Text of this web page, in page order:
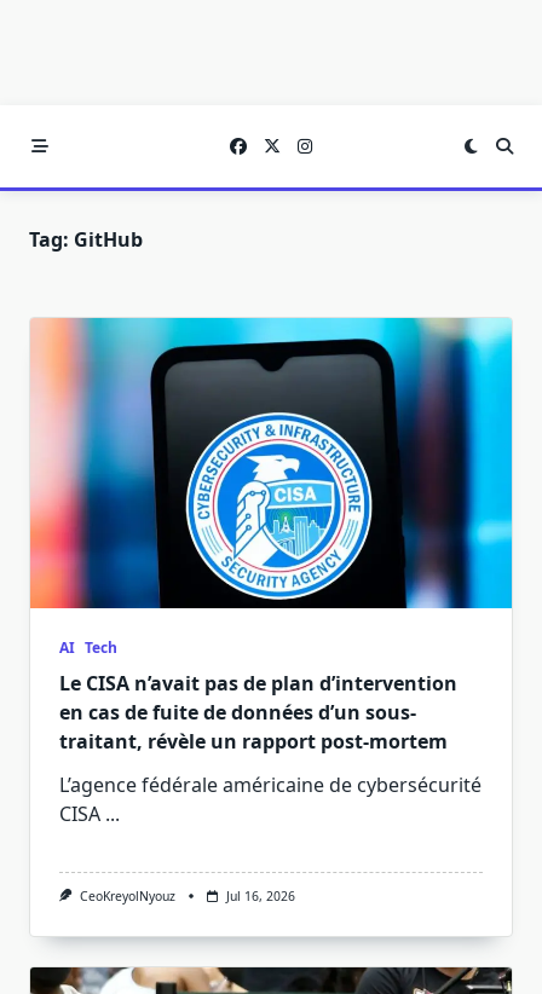
Tag: GitHub
AI Tech
Le CISA n’avait pas de plan d’intervention
en cas de fuite de données d’un sous-
traitant, révèle un rapport post-mortem
L’agence fédérale américaine de cybersécurité
CISA ...
CeoKreyolNyouz Jul 16, 2026